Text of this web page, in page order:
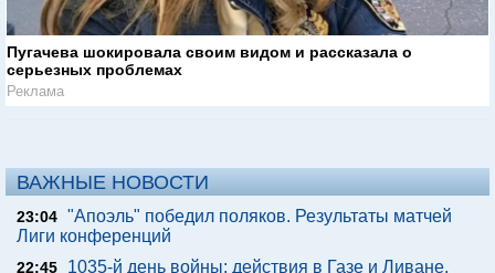
Пугачева шокировала своим видом и рассказала о
серьезных проблемах
Реклама
ВАЖНЫЕ НОВОСТИ
23:04 "Апоэль" победил поляков. Результаты матчей
Лиги конференций
22:45
1035-й день войны: действия в Газе и Ливане,